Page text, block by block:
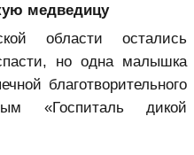
медведицу
области остались
но одна малышка
благотворительного
«Госпиталь дикой